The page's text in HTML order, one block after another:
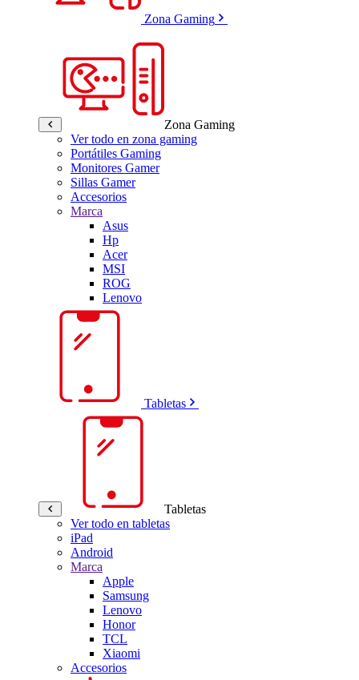
Zona Gaming
Zona Gaming
Ver todo en zona gaming
Portátiles Gaming
Monitores Gamer
Sillas Gamer
Accesorios
Marca
Asus
Hp
Acer
MSI
ROG
Lenovo
Tabletas
Tabletas
Ver todo en tabletas
iPad
Android
Marca
Apple
Samsung
Lenovo
Honor
TCL
Xiaomi
Accesorios